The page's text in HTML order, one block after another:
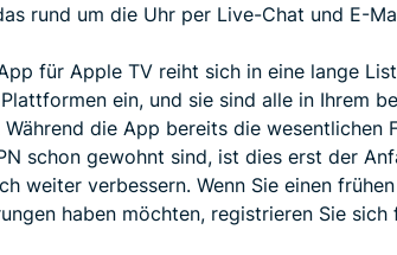
rund um die Uhr per Live-Chat und E-
für Apple TV reiht sich in eine lange
ein, und sie sind alle in Ihrem
Während die App bereits die wesentlichen
schon gewohnt sind, ist dies erst der
weiter verbessern. Wenn Sie einen
haben möchten, registrieren Sie sich